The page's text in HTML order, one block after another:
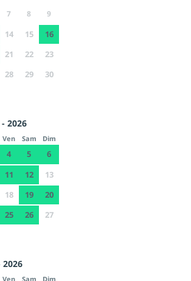
7 8
9
14 15
16
21 22
23
28 29
30
- 2026
Ven Sam Dim
4 5
6
11 12
13
18 19
20
25 26
27
2026
Ven Sam Dim